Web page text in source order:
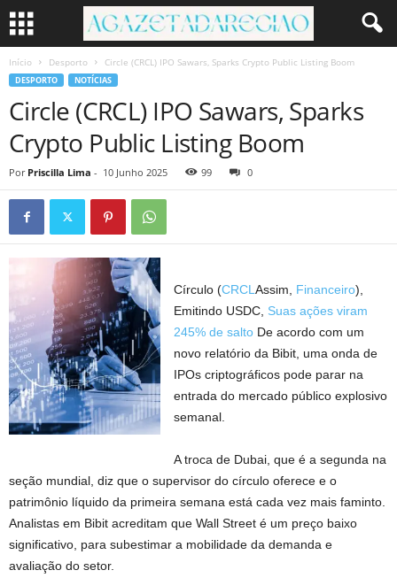
Início Desporto Circle (CRCL) IPO Sawars, Sparks Crypto Public Listing Boom
DESPORTO NOTÍCIAS
Circle (CRCL) IPO Sawars, Sparks
Crypto Public Listing Boom
Por Priscilla Lima - 10 Junho 2025 99 0
Círculo (CRCLAssim, Financeiro),
Emitindo USDC, Suas ações viram
245% de salto De acordo com um
novo relatório da Bibit, uma onda de
IPOs criptográficos pode parar na
entrada do mercado público explosivo
semanal.
A troca de Dubai, que é a segunda na
seção mundial, diz que o supervisor do círculo oferece e o
patrimônio líquido da primeira semana está cada vez mais faminto.
Analistas em Bibit acreditam que Wall Street é um preço baixo
significativo, para subestimar a mobilidade da demanda e
avaliação do setor.